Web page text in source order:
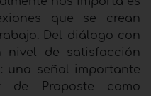
que se crean
Del diálogo con
nivel de satisfacción
una señal importante
Proposte como